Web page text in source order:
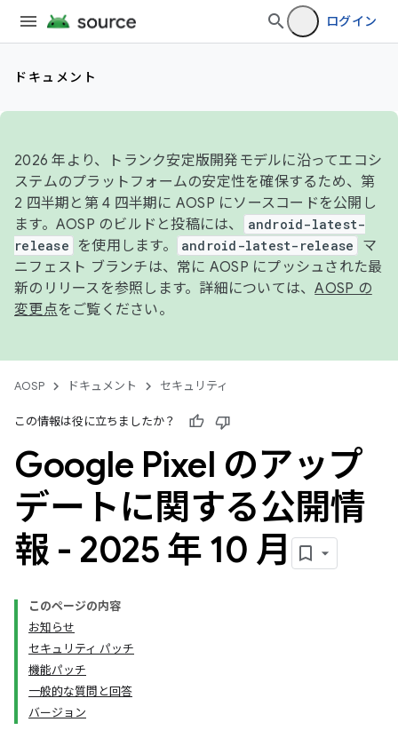
ログイン
ドキュメント
2026 年より、トランク安定版開発モデルに沿ってエコシ
ステムのプラットフォームの安定性を確保するため、第
2 四半期と第 4 四半期に AOSP にソースコードを公開し
ます。AOSP のビルドと投稿には、
android-latest-
release
を使用します。 android-latest-release
マ
ニフェスト ブランチは、常に AOSP にプッシュされた最
新のリリースを参照します。詳細については、AOSP の
変更点をご覧ください。
AOSP ドキュメント セキュリティ
この情報は役に立ちましたか？
Google Pixel のアップ
デートに関する公開情
報 - 2025 年 10 月
このページの内容
お知らせ
セキュリティ パッチ
機能パッチ
一般的な質問と回答
バージョン